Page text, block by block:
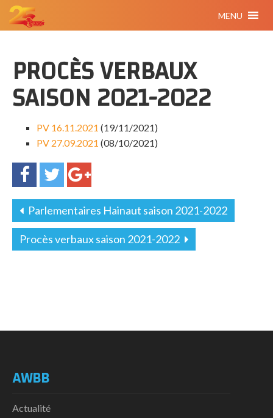
MENU
PROCÈS VERBAUX
SAISON 2021-2022
PV 16.11.2021 (19/11/2021)
PV 27.09.2021 (08/10/2021)
Parlementaires Hainaut saison 2021-2022
Procès verbaux saison 2021-2022
AWBB
Actualité